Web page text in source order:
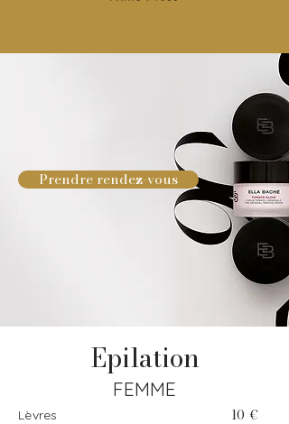
Prendre rendez-vous
Epilation
FEMME
Lèvres
10 €